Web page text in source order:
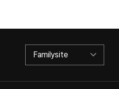
Familysite